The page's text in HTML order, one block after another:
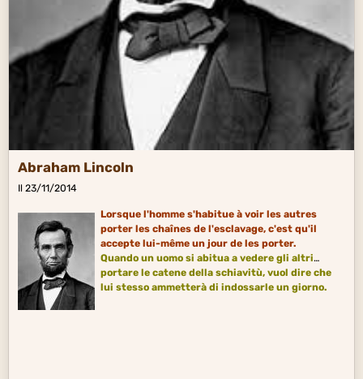
Abraham Lincoln
Il 23/11/2014
Lorsque l'homme s'habitue à voir les autres
porter les chaînes de l'esclavage, c'est qu'il
accepte lui-même un jour de les porter.
Quando un uomo si abitua a vedere gli altri
portare le catene della schiavitù, vuol dire che
lui stesso ammetterà di indossarle un giorno.